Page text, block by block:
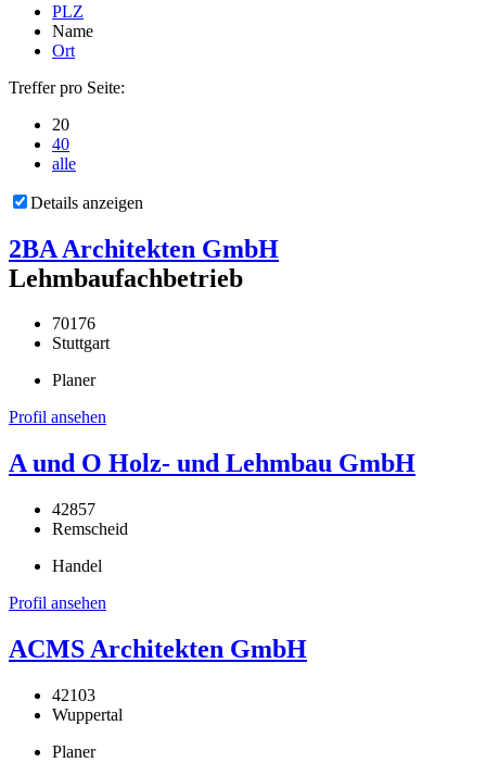
PLZ
Name
Ort
Treffer pro Seite:
20
40
alle
Details anzeigen
2BA Architekten GmbH
Lehmbaufachbetrieb
70176
Stuttgart
Planer
Profil ansehen
A und O Holz- und Lehmbau GmbH
42857
Remscheid
Handel
Profil ansehen
ACMS Architekten GmbH
42103
Wuppertal
Planer